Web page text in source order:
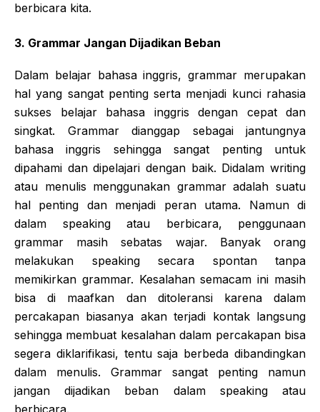
berbicara kita.
3. Grammar Jangan Dijadikan Beban
Dalam belajar bahasa inggris, grammar merupakan
hal yang sangat penting serta menjadi kunci rahasia
sukses belajar bahasa inggris dengan cepat dan
singkat. Grammar dianggap sebagai jantungnya
bahasa inggris sehingga sangat penting untuk
dipahami dan dipelajari dengan baik. Didalam writing
atau menulis menggunakan grammar adalah suatu
hal penting dan menjadi peran utama. Namun di
dalam speaking atau berbicara, penggunaan
grammar masih sebatas wajar. Banyak orang
melakukan speaking secara spontan tanpa
memikirkan grammar. Kesalahan semacam ini masih
bisa di maafkan dan ditoleransi karena dalam
percakapan biasanya akan terjadi kontak langsung
sehingga membuat kesalahan dalam percakapan bisa
segera diklarifikasi, tentu saja berbeda dibandingkan
dalam menulis. Grammar sangat penting namun
jangan dijadikan beban dalam speaking atau
berbicara.